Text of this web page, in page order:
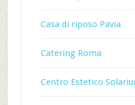
Casa di riposo Pavia
Catering Roma
Centro Estetico